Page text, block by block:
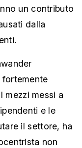
un contributo
dalla
mezzi messi a
e le
il settore, ha
non